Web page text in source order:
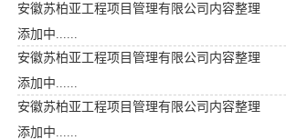
安徽苏柏亚工程项目管理有限公司内容整理
添加中......
安徽苏柏亚工程项目管理有限公司内容整理
添加中......
安徽苏柏亚工程项目管理有限公司内容整理
添加中......